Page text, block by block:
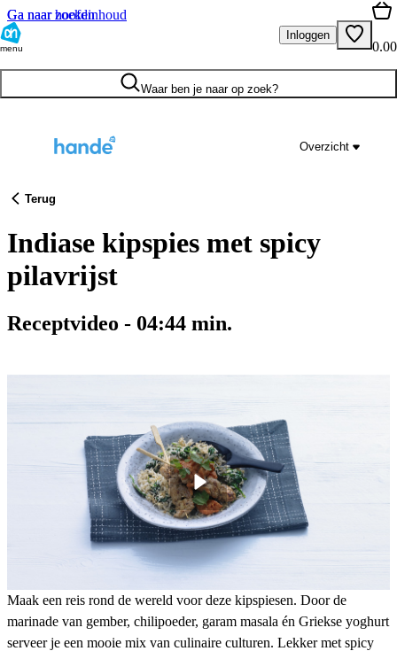
Ga naar hoofdinhoud
Ga naar zoeken
menu
Inloggen
0.00
Waar ben je naar op zoek?
Overzicht
Terug
Indiase kipspies met spicy
pilavrijst
Receptvideo - 04:44 min.
Maak een reis rond de wereld voor deze kipspiesen. Door de
marinade van gember, chilipoeder, garam masala én Griekse yoghurt
serveer je een mooie mix van culinaire culturen. Lekker met spicy